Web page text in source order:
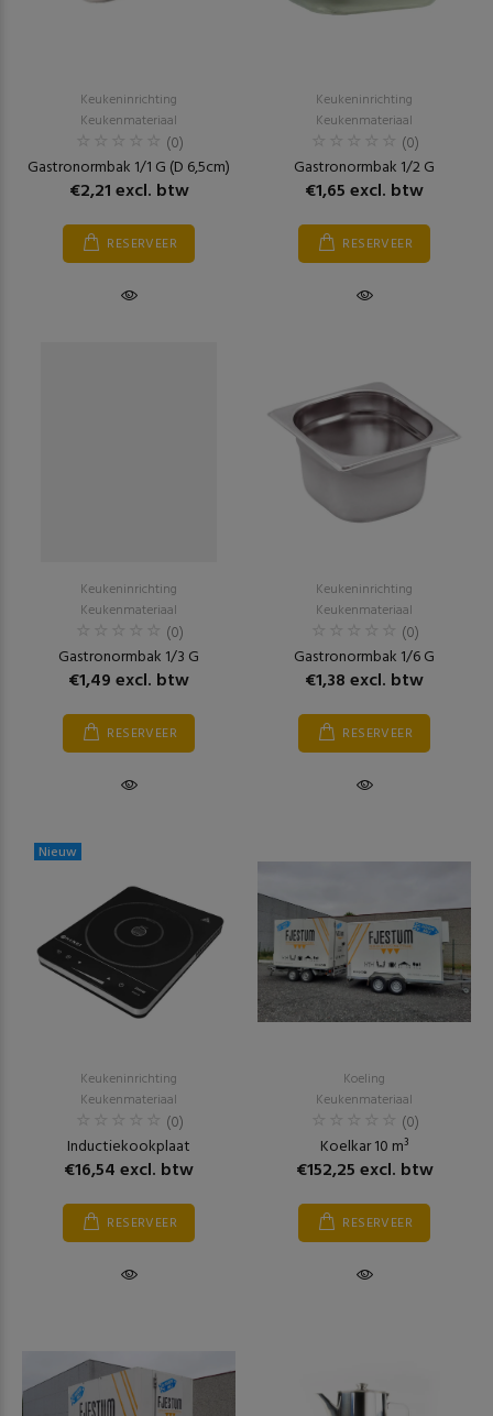
Keukeninrichting
Keukenmateriaal
(0)
Gastronormbak 1/1 G (D 6,5cm)
€2,21 excl. btw
RESERVEER
Keukeninrichting
Keukenmateriaal
(0)
Gastronormbak 1/2 G
€1,65 excl. btw
RESERVEER
Keukeninrichting
Keukenmateriaal
(0)
Gastronormbak 1/3 G
€1,49 excl. btw
RESERVEER
Keukeninrichting
Keukenmateriaal
(0)
Gastronormbak 1/6 G
€1,38 excl. btw
RESERVEER
Nieuw
Keukeninrichting
Keukenmateriaal
(0)
Inductiekookplaat
€16,54 excl. btw
RESERVEER
Koeling
Keukenmateriaal
(0)
Koelkar 10 m³
€152,25 excl. btw
RESERVEER